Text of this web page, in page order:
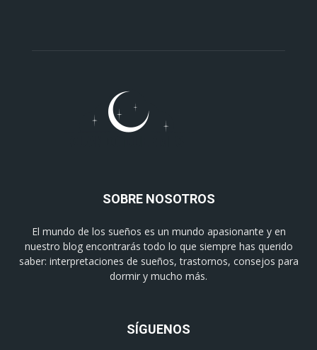
SOBRE NOSOTROS
El mundo de los sueños es un mundo apasionante y en
nuestro blog encontrarás todo lo que siempre has querido
saber: interpretaciones de sueños, trastornos, consejos para
dormir y mucho más.
SÍGUENOS